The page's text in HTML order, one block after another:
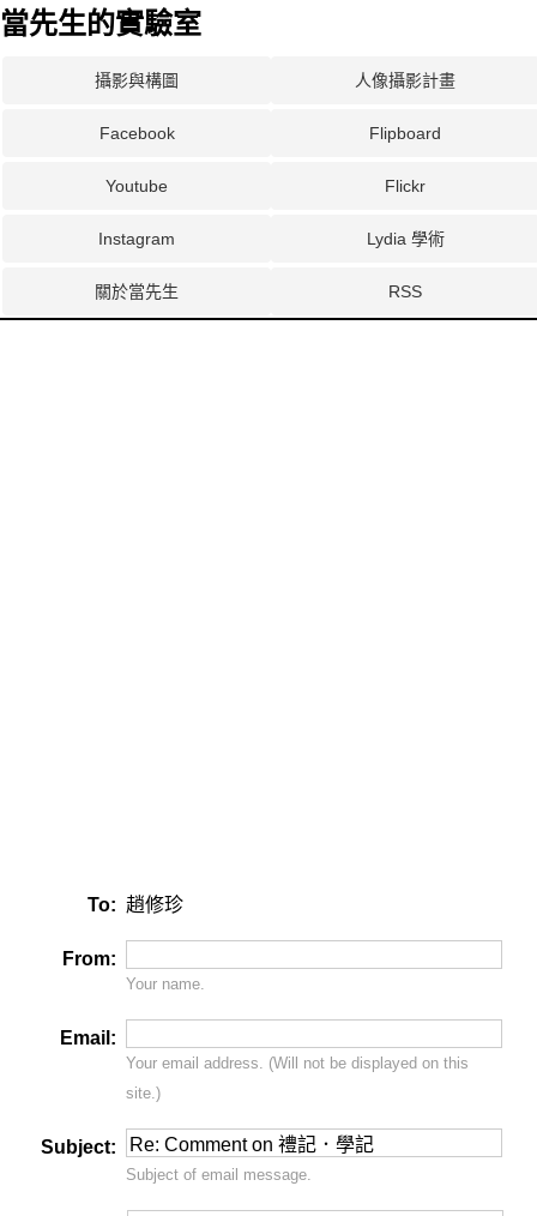
當先生的實驗室
攝影與構圖 人像攝影計畫
Facebook Flipboard
Youtube Flickr
Instagram Lydia 學術
關於當先生 RSS
To: 趙修珍
From:
Your name.
Email:
Your email address. (Will notbe displayed on this
site.)
Subject:
Subject of email message.